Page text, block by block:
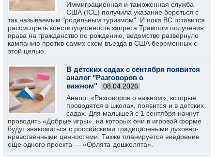
Иммиграционная и таможенная служба
США (ICE) получила указание бороться с
так называемым "родильным туризмом". И пока ВС готовится
рассмотреть конституционность запрета Трампом получения
права на гражданство по рождению, ведомство развернуло
кампанию против самих схем въезда в США беременных с
этой целью.
В детских садах с сентября появится
аналог "Разговоров о
важном"
08.04.2026
Аналог «Разговоров о важном», которые
проводятся в школах, появится и в детских
садах. Для малышей с 1 сентября начнут
проводить «Добрые игры», на которых они в игровой форме
будут знакомиться с российскими традиционными духовно-
нравственными ценностями. Также планируется внедрение
еще одного проекта — «Орлята-дошколята».